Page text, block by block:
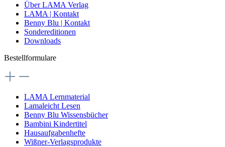
Über LAMA Verlag
LAMA | Kontakt
Benny Blu | Kontakt
Sondereditionen
Downloads
Bestellformulare
LAMA Lernmaterial
Lamaleicht Lesen
Benny Blu Wissensbücher
Bambini Kindertitel
Hausaufgabenhefte
Wißner-Verlagsprodukte